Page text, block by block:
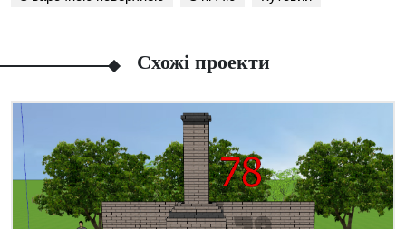
Схожі проекти